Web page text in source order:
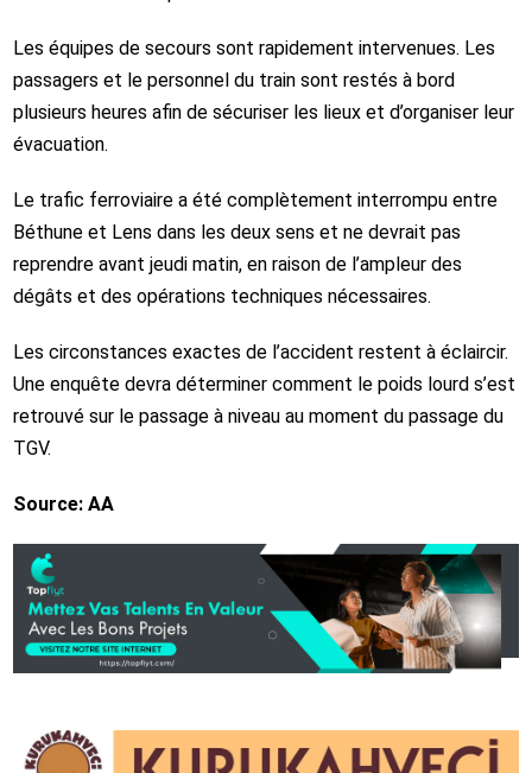
Les équipes de secours sont rapidement intervenues. Les
passagers et le personnel du train sont restés à bord
plusieurs heures afin de sécuriser les lieux et d’organiser leur
évacuation.
Le trafic ferroviaire a été complètement interrompu entre
Béthune et Lens dans les deux sens et ne devrait pas
reprendre avant jeudi matin, en raison de l’ampleur des
dégâts et des opérations techniques nécessaires.
Les circonstances exactes de l’accident restent à éclaircir.
Une enquête devra déterminer comment le poids lourd s’est
retrouvé sur le passage à niveau au moment du passage du
TGV.
Source: AA